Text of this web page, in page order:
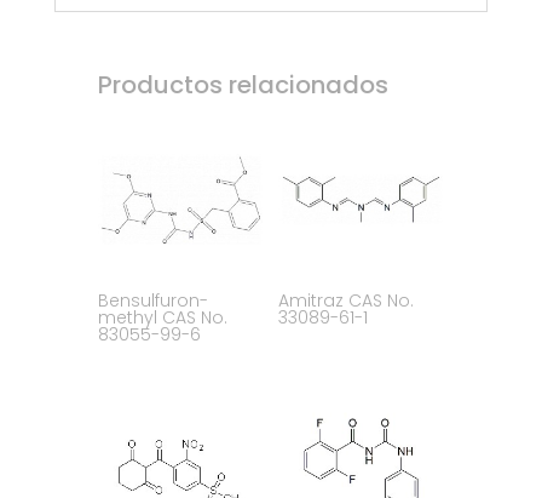
Productos relacionados
Bensulfuron-
methyl CAS No.
83055-99-6
Amitraz CAS No.
33089-61-1